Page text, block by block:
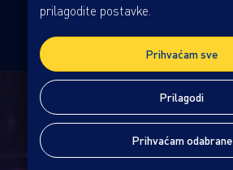
prilagodite postavke.
Prihvaćam odabrane
Prilagodi
Prihvaćam sve